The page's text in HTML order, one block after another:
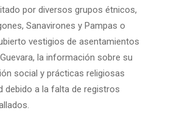
por diversos grupos étnicos,
Sanavirones y Pampas o
vestigios de asentamientos
la información sobre su
social y prácticas religiosas
debido a la falta de registros